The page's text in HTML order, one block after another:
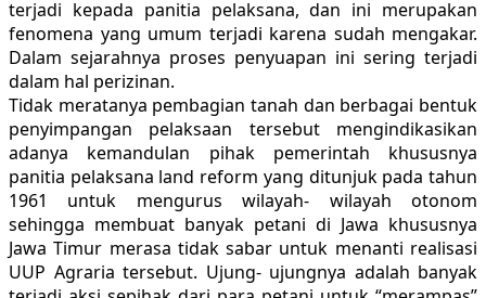
terjadi kepada panitia pelaksana, dan ini merupakan
fenomena yang umum terjadi karena sudah mengakar.
Dalam sejarahnya proses penyuapan ini sering terjadi
dalam hal perizinan.
Tidak meratanya pembagian tanah dan berbagai bentuk
penyimpangan pelaksaan tersebut mengindikasikan
adanya kemandulan pihak pemerintah khususnya
panitia pelaksana land reform yang ditunjuk pada tahun
1961 untuk mengurus wilayah- wilayah otonom
sehingga membuat banyak petani di Jawa khususnya
Jawa Timur merasa tidak sabar untuk menanti realisasi
UUP Agraria tersebut. Ujung- ujungnya adalah banyak